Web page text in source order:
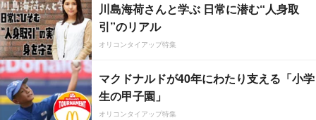
川島海荷さんと学ぶ 日常に潜む“人身取
引”のリアル
オリコンタイアップ特集
マクドナルドが40年にわたり支える「小学
生の甲子園」
オリコンタイアップ特集